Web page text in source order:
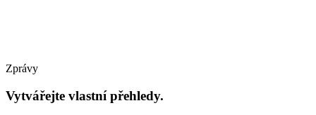
Zprávy
Vytvářejte vlastní přehledy.